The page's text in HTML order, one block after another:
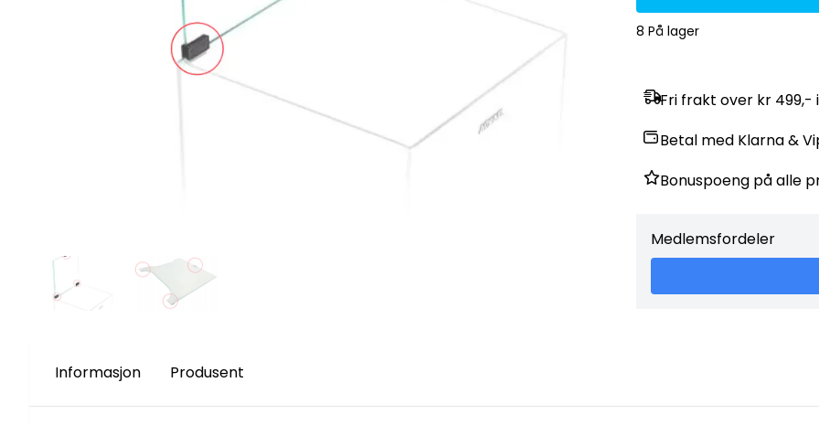
8 På lager
Fri frakt over kr 499,-
Betal med Klarna &
Bonuspoeng på alle
Medlemsfordeler
Informasjon Produsent